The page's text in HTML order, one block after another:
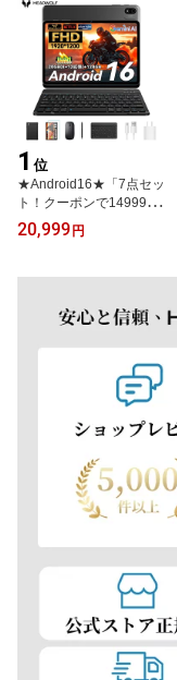
1 位
★Android16★「7点セッ
ト！クーポンで14999円
+レビューで特典」FHD
タブレット 10インチ 20
606 8コアCPU 6000mA
i-Fiモデル Widevine L1対
GMS認証 タブレットPC
本体 BT5.0 顔認識+ワイ
20,999 円